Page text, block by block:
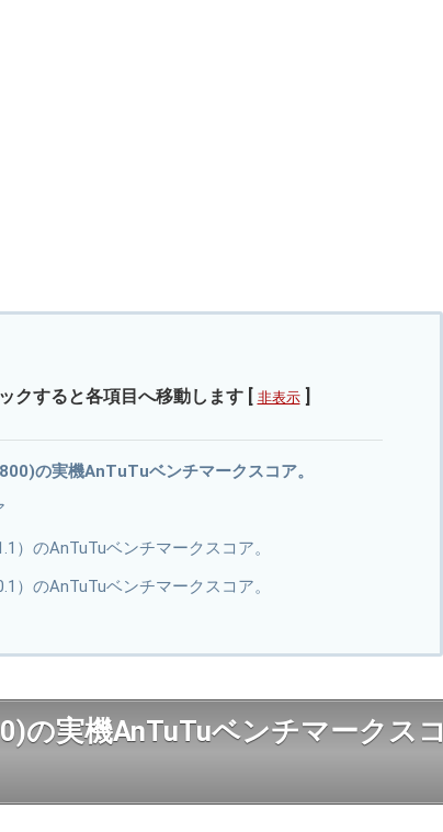
クすると各項目へ移動します [ 非表示 ]
の実機AnTuTuベンチマークスコア。
）のAnTuTuベンチマークスコア。
）のAnTuTuベンチマークスコア。
の実機AnTuTuベンチマークスコ